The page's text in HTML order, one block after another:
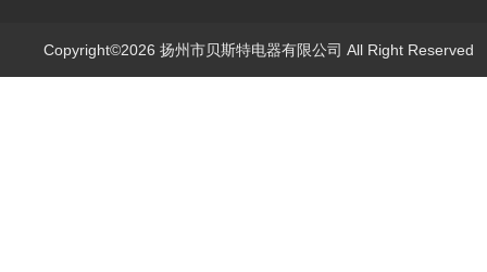
Copyright©2026 扬州市贝斯特电器有限公司 All Right